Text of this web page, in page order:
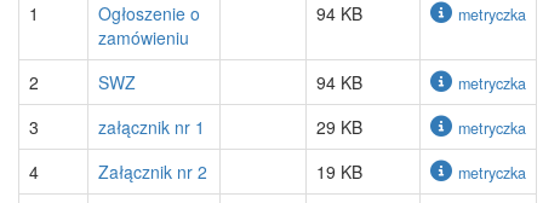
1
Ogłoszenie o
zamówieniu
94 KB metryczka
2 SWZ 94 KB metryczka
3 załącznik nr 1 29 KB metryczka
4 Załącznik nr 2 19 KB metryczka